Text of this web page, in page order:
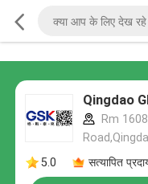
Qingdao
Rm
5.0
सत्यापित